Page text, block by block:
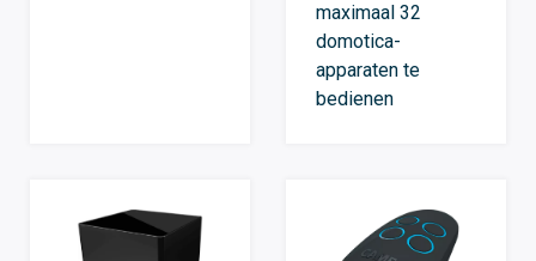
maximaal 32
domotica-
apparaten te
bedienen